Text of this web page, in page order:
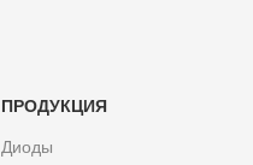
ПРОДУКЦИЯ
Диоды